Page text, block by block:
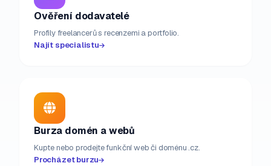
Ověření dodavatelé
Profily freelancerů s recenzemi a portfolio.
Najít specialistu
Burza domén a webů
Kupte nebo prodejte funkční web či doménu .cz.
Procházet burzu